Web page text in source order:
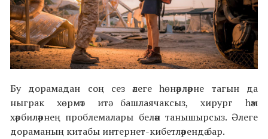
Бу дорамадан соң сез әлеге һөнәрләрне тагын да
ныграк хөрмәт итә башлаячаксыз, хирург һәм
хәрбиләрнең проблемалары белән танышырсыз. Әлеге
дораманың китабы интернет-кибетләрендә бар.